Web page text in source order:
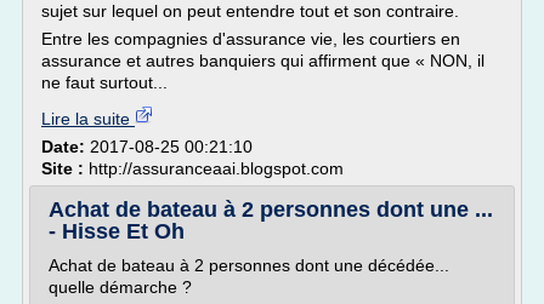
sujet sur lequel on peut entendre tout et son contraire.
Entre les compagnies d'assurance vie, les courtiers en
assurance et autres banquiers qui affirment que « NON, il
ne faut surtout...
Lire la suite
Date: 2017-08-25 00:21:10
Site : http://assuranceaai.blogspot.com
Achat de bateau à 2 personnes dont une ...
- Hisse Et Oh
Achat de bateau à 2 personnes dont une décédée...
quelle démarche ?